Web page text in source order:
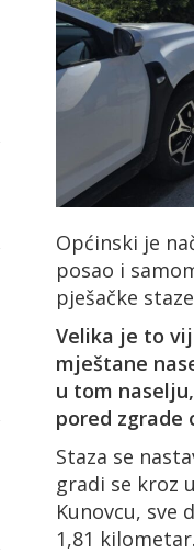
Općinski je
posao i
pješačke
Velika je to
mještane
u tom
pored zgrade
Staza se
gradi se kroz
Kunovcu, sve
1,81 kilometar.